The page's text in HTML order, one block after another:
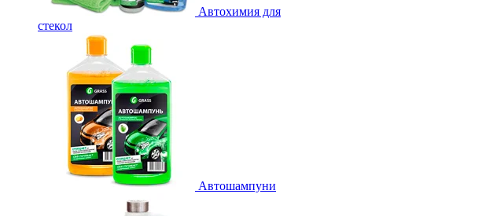
Автохимия для
стекол
Автошампуни